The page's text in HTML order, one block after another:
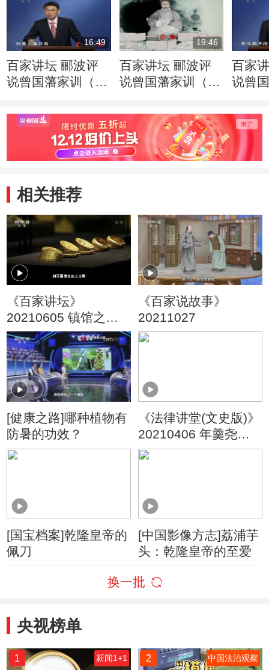
16:49
百家讲坛 郦波评
说曾国藩家训（上
达达人 2
19:46
百家讲坛 郦波评
说曾国藩家训（上
达达人 1
百家
说曾
相关推荐
《百家讲坛》
20210605 镇馆之宝 8
大墓中的黄金
《百家说故事》
20211027
[健康之路]哪种植物有
防暑的功效？
《法律讲堂(文史版)》
20210406 年羹尧之
死（二）选边站队
[国宝档案]乾隆皇帝的
佩刀
[中国影像方志]荔浦芋
头：乾隆皇帝的至爱
换一批
央视榜单
1 新闻1+1 2 中国法治观察